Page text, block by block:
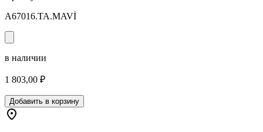
A67016.TA.MAVİ
в наличии
1 803,00 ₽
Добавить в корзину